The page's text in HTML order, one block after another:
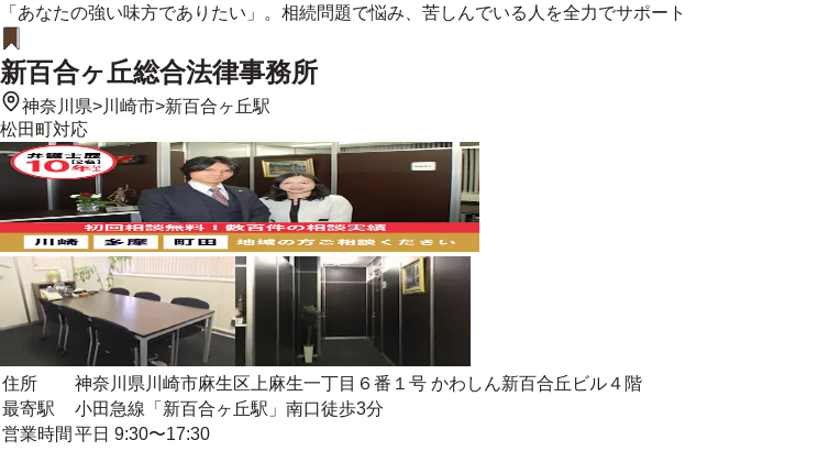
「あなたの強い味方でありたい」。相続問題で悩み、苦しんでいる人を全力でサポート
新百合ヶ丘総合法律事務所
神奈川県>川崎市>新百合ヶ丘駅
松田町対応
住所
神奈川県川崎市麻生区上麻生一丁目６番１号 かわしん新百合丘ビル４階
最寄駅
小田急線「新百合ヶ丘駅」南口徒歩3分
営業時間 平日 9:30〜17:30